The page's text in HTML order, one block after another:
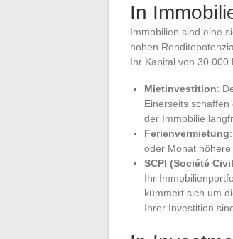
In
Immobilien sind eine
hohen
Ihr Kapital von 30.000
Mietinvestition:
Einerseits
der Immobilie
Ferienvermietung
oder Monat höhere
SCPI (Société
Ihr
kümmert sich um
Ihrer Investition